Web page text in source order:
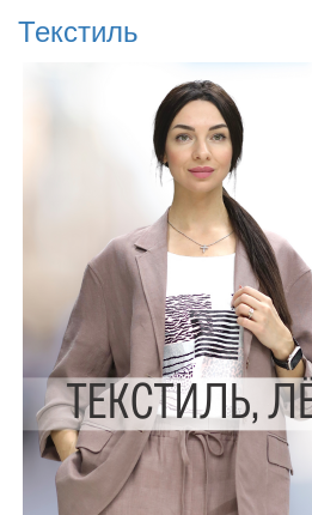
Текстиль